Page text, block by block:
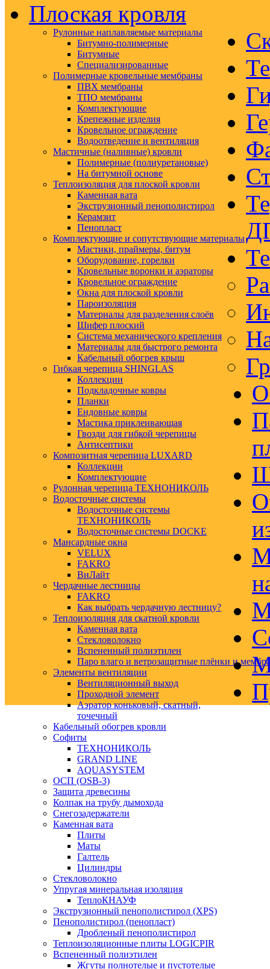
Плоская кровля
Рулонные наплавляемые материалы
Битумно-полимерные
Битумные
Специализированные
Полимерные кровельные мембраны
ПВХ мембраны
ТПО мембраны
Комплектующие
Крепежные изделия
Кровельное ограждение
Водоотведение и вентиляция
Мастичные (наливные) кровли
Полимерные (полиуретановые)
На битумной основе
Теплоизоляция для плоской кровли
Каменная вата
Экструзионный пенополистирол
Керамзит
Пенопласт
Комплектующие и сопутствующие материалы
Мастики, праймеры, битум
Оборудование, горелки
Кровельные воронки и аэраторы
Кровельное ограждение
Окна для плоской кровли
Пароизоляция
Материалы для разделения слоёв
Шифер плоский
Система механического крепления
Материалы для быстрого ремонта
Кабельный обогрев крыш
Гибкая черепица SHINGLAS
Коллекции
Подкладочные ковры
Планки
Ендовные ковры
Мастика приклеивающая
Гвозди для гибкой черепицы
Антисептики
Композитная черепица LUXARD
Коллекции
Комплектующие
Рулонная черепица ТЕХНОНИКОЛЬ
Водосточные системы
Водосточные системы
ТЕХНОНИКОЛЬ
Водосточные системы DOCKE
Мансардные окна
VELUX
FAKRO
ВиЛайт
Чердачные лестницы
FAKRO
Как выбрать чердачную лестницу?
Теплоизоляция для скатной кровли
Каменная вата
Стекловолокно
Вспененный полиэтилен
Паро влаго и ветрозащитные плёнки и
Элементы вентиляции
Вентиляционный выход
Проходной элемент
Аэратор коньковый, скатный,
точечный
Кабельный обогрев кровли
Софиты
ТЕХНОНИКОЛЬ
GRAND LINE
AQUASYSTEM
ОСП (OSB-3)
Защита древесины
Колпак на трубу дымохода
Снегозадержатели
Каменная вата
Плиты
Маты
Галтель
Цилиндры
Стекловолокно
Упругая минеральная изоляция
ТеплоКНАУФ
Экструзионный пенополистирол (XPS)
Пенополистирол (пенопласт)
Дробленый пенополистирол
Теплоизоляционные плиты LOGICPIR
Вспененный полиэтилен
Жгуты полнотелые и пустотелые